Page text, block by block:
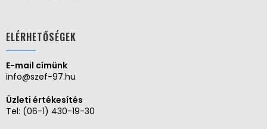
ELÉRHETŐSÉGEK
E-mail címünk
info@szef-97.hu
Üzleti értékesítés
Tel: (06-1) 430-19-30